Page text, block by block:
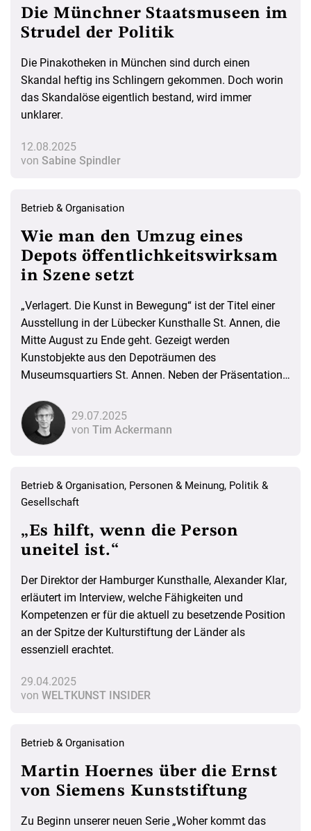
Die Münchner Staatsmuseen im
Strudel der Politik
Die Pinakotheken in München sind durch einen
Skandal heftig ins Schlingern gekommen. Doch worin
das Skandalöse eigentlich bestand, wird immer
unklarer.
12.08.2025
von Sabine Spindler
Betrieb & Organisation
Wie man den Umzug eines
Depots öffentlichkeitswirksam
in Szene setzt
„Verlagert. Die Kunst in Bewegung“ ist der Titel einer
Ausstellung in der Lübecker Kunsthalle St. Annen, die
Mitte August zu Ende geht. Gezeigt werden
Kunstobjekte aus den Depoträumen des
Museumsquartiers St. Annen. Neben der Präsentation
hat den dringenden Wunsch nach einer Räumung der
Depots publik gemacht und zum Teil bereits
eingeleitet. Über die Herausforderungen eines solchen
Museumsquartiers sowie die weiteren Pläne haben die
Beteiligten mit dem WELTKUNST INSIDER gesprochen.
29.07.2025
von Tim Ackermann
Betrieb & Organisation, Personen & Meinung, Politik &
Gesellschaft
„Es hilft, wenn die Person
uneitel ist.“
Der Direktor der Hamburger Kunsthalle, Alexander Klar,
erläutert im Interview, welche Fähigkeiten und
Kompetenzen er für die aktuell zu besetzende Position
an der Spitze der Kulturstiftung der Länder als
essenziell erachtet.
29.04.2025
von WELTKUNST INSIDER
Betrieb & Organisation
Martin Hoernes über die Ernst
von Siemens Kunststiftung
Zu Beginn unserer neuen Serie „Woher kommt das